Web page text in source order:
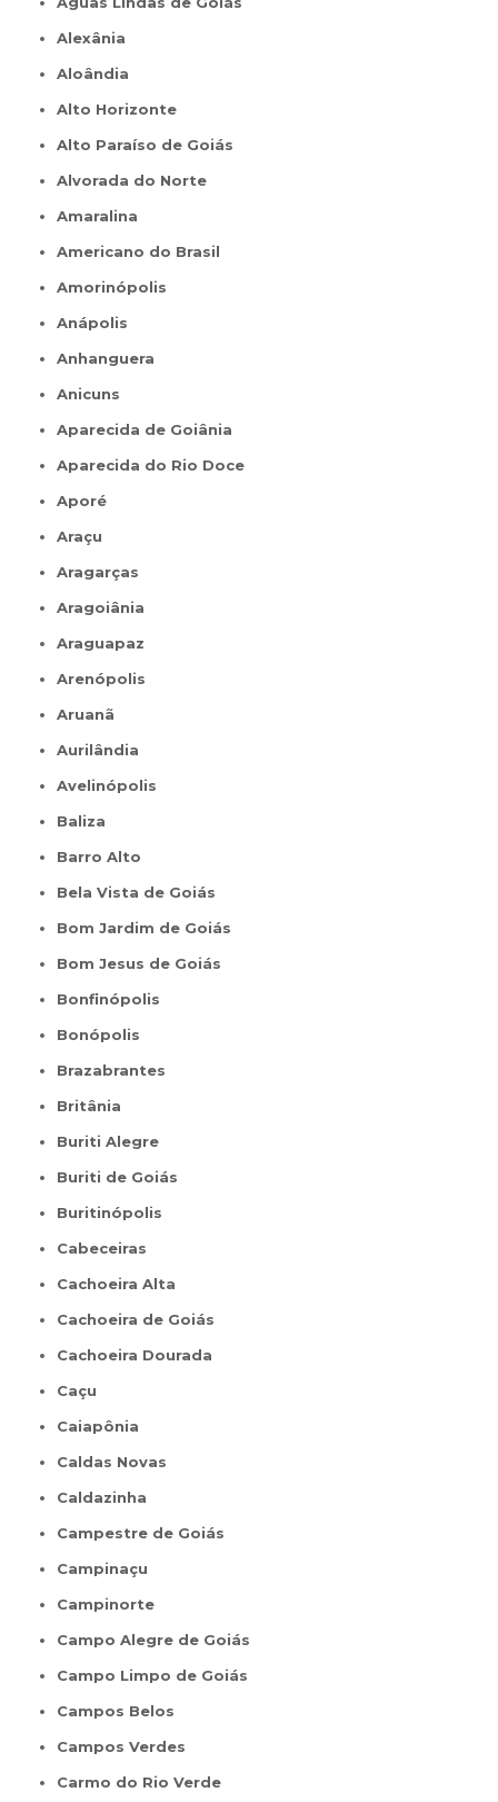
Alexânia
Aloândia
Alto Horizonte
Alto Paraíso de Goiás
Alvorada do Norte
Amaralina
Americano do Brasil
Amorinópolis
Anápolis
Anhanguera
Anicuns
Aparecida de Goiânia
Aparecida do Rio Doce
Aporé
Araçu
Aragarças
Aragoiânia
Araguapaz
Arenópolis
Aruanã
Aurilândia
Avelinópolis
Baliza
Barro Alto
Bela Vista de Goiás
Bom Jardim de Goiás
Bom Jesus de Goiás
Bonfinópolis
Bonópolis
Brazabrantes
Britânia
Buriti Alegre
Buriti de Goiás
Buritinópolis
Cabeceiras
Cachoeira Alta
Cachoeira de Goiás
Cachoeira Dourada
Caçu
Caiapônia
Caldas Novas
Caldazinha
Campestre de Goiás
Campinaçu
Campinorte
Campo Alegre de Goiás
Campo Limpo de Goiás
Campos Belos
Campos Verdes
Carmo do Rio Verde